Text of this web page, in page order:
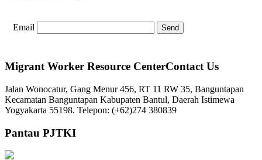
Email
Migrant Worker Resource CenterContact Us
Jalan Wonocatur, Gang Menur 456, RT 11 RW 35, Banguntapan
Kecamatan Banguntapan Kabupaten Bantul, Daerah Istimewa
Yogyakarta 55198. Telepon: (+62)274 380839
Pantau PJTKI